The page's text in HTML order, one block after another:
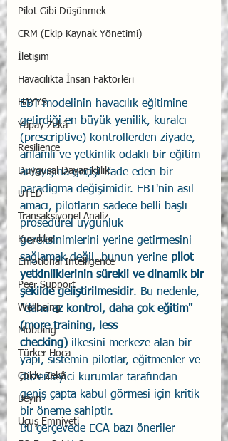
Pilot Gibi Düşünmek
CRM (Ekip Kaynak Yönetimi)
İletişim
Havacılıkta İnsan Faktörleri
HAYYS
Yapay Zekâ
Resilience
Duygusal Dayanıklılık
UTED
Transaksiyonel Analiz
Kuşaklar
Emotional Intelligence
Peer Support
Wellbeing
Mobbing
Türker Hoca
Çoklu Zekâ
Beyin
Uçuş Emniyeti
EBT modelinin havacılık eğitimine
getirdiği en büyük yenilik, kuralcı
(prescriptive) kontrollerden ziyade,
anlamlı ve yetkinlik odaklı bir eğitim
anlayışına geçişi ifade eden bir
paradigma değişimidir. EBT'nin asıl
amacı, pilotların sadece belli başlı
prosedürel uygunluk
gereksinimlerini yerine getirmesini
sağlamak değil, bunun yerine pilot
yetkinliklerinin sürekli ve dinamik bir
şekilde geliştirilmesidir. Bu nedenle,
"daha az kontrol, daha çok eğitim"
(more training, less
checking) ilkesini merkeze alan bir
yapı, sistemin pilotlar, eğitmenler ve
düzenleyici kurumlar tarafından
geniş çapta kabul görmesi için kritik
bir öneme sahiptir.
Bu çerçevede ECA bazı öneriler